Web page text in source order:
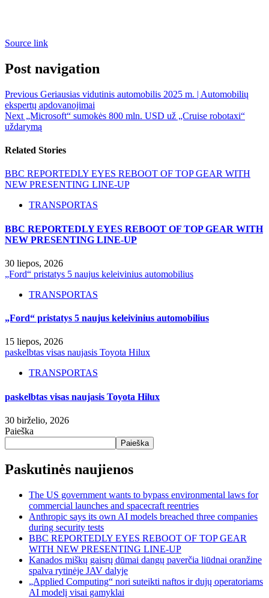
Source link
Post navigation
Previous Geriausias vidutinis automobilis 2025 m. | Automobilių
ekspertų apdovanojimai
Next „Microsoft“ sumokės 800 mln. USD už „Cruise robotaxi“
uždarymą
Related Stories
BBC REPORTEDLY EYES REBOOT OF TOP GEAR WITH
NEW PRESENTING LINE-UP
TRANSPORTAS
BBC REPORTEDLY EYES REBOOT OF TOP GEAR WITH
NEW PRESENTING LINE-UP
30 liepos, 2026
„Ford“ pristatys 5 naujus keleivinius automobilius
TRANSPORTAS
„Ford“ pristatys 5 naujus keleivinius automobilius
15 liepos, 2026
paskelbtas visas naujasis Toyota Hilux
TRANSPORTAS
paskelbtas visas naujasis Toyota Hilux
30 birželio, 2026
Paieška
Paieška
Paskutinės naujienos
The US government wants to bypass environmental laws for
commercial launches and spacecraft reentries
Anthropic says its own AI models breached three companies
during security tests
BBC REPORTEDLY EYES REBOOT OF TOP GEAR
WITH NEW PRESENTING LINE-UP
Kanados miškų gaisrų dūmai dangų paverčia liūdnai oranžine
spalva rytinėje JAV dalyje
„Applied Computing“ nori suteikti naftos ir dujų operatoriams
AI modelį visai gamyklai